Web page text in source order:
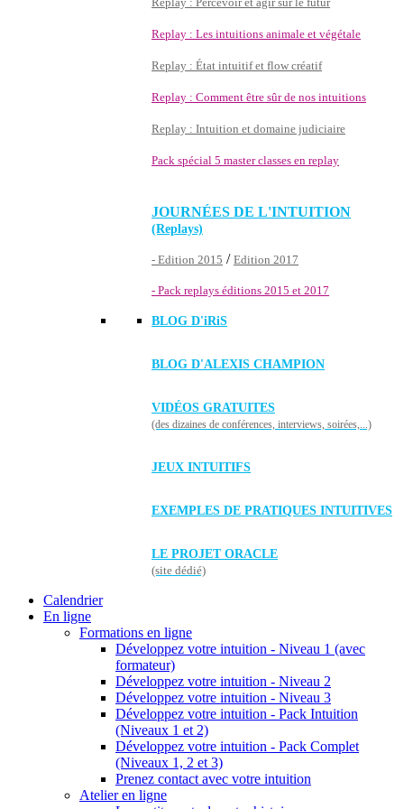
Replay : Les intuitions animale et végétale
Replay : État intuitif et flow créatif
Replay : Comment être sûr de nos intuitions
Replay : Intuition et domaine judiciaire
Pack spécial 5 master classes en replay
JOURNÉES DE L'INTUITION
(Replays)
- Edition 2015 / Edition 2017
- Pack replays éditions 2015 et 2017
BLOG D'iRiS
BLOG D'ALEXIS CHAMPION
VIDÉOS GRATUITES
(des dizaines de conférences, interviews, soirées,...)
JEUX INTUITIFS
EXEMPLES DE PRATIQUES INTUITIVES
LE PROJET ORACLE
(site dédié)
Calendrier
En ligne
Formations en ligne
Développez votre intuition - Niveau 1 (avec
formateur)
Développez votre intuition - Niveau 2
Développez votre intuition - Niveau 3
Développez votre intuition - Pack Intuition
(Niveaux 1 et 2)
Développez votre intuition - Pack Complet
(Niveaux 1, 2 et 3)
Prenez contact avec votre intuition
Atelier en ligne